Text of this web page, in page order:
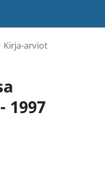
Kirja-arviot
1997